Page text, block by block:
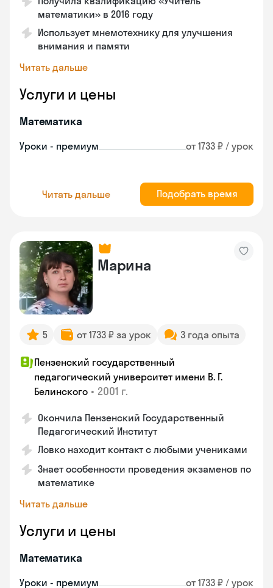
математики» в 2016 году
Использует мнемотехнику для улучшения
внимания и памяти
Читать дальше
Услуги и цены
Математика
Уроки - премиум от 1733 ₽ / урок
Читать дальше Подобрать время
Марина
5 от 1733 ₽ за урок 3 года опыта
Пензенский государственный
педагогический университет имени В. Г.
Белинского • 2001 г.
Окончила Пензенский Государственный
Педагогический Институт
Ловко находит контакт с любыми учениками
Знает особенности проведения экзаменов по
математике
Читать дальше
Услуги и цены
Математика
Уроки - премиум от 1733 ₽ / урок